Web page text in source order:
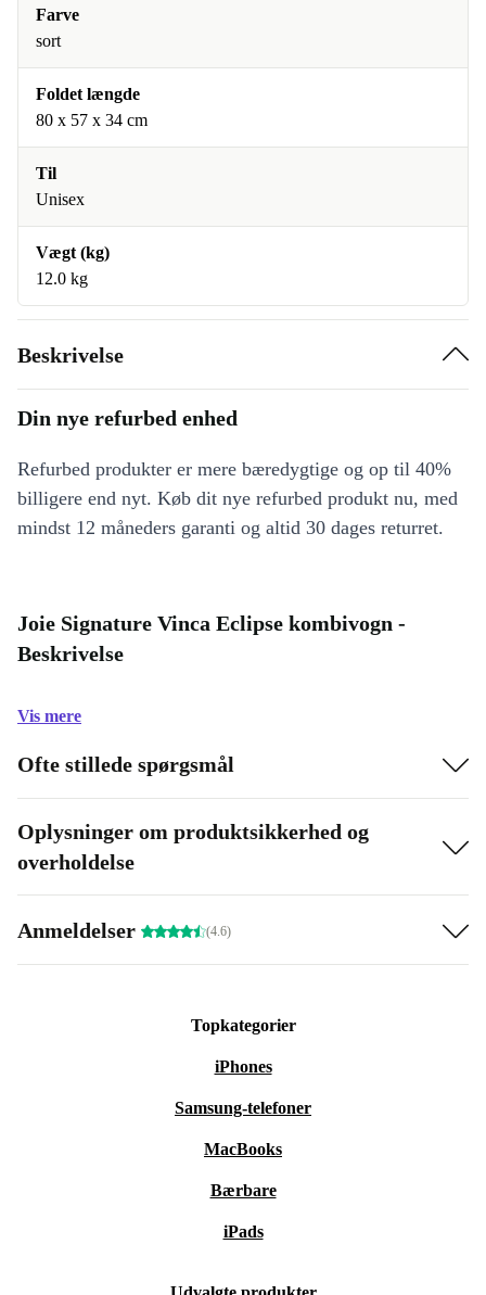
Farve
sort
Foldet længde
80 x 57 x 34 cm
Til
Unisex
Vægt (kg)
12.0 kg
Beskrivelse
Din nye refurbed enhed
Refurbed produkter er mere bæredygtige og op til 40%
billigere end nyt. Køb dit nye refurbed produkt nu, med
mindst 12 måneders garanti og altid 30 dages returret.
Joie Signature Vinca Eclipse kombivogn -
Beskrivelse
Vis mere
Ofte stillede spørgsmål
Oplysninger om produktsikkerhed og
overholdelse
Anmeldelser (4.6)
Topkategorier
iPhones
Samsung-telefoner
MacBooks
Bærbare
iPads